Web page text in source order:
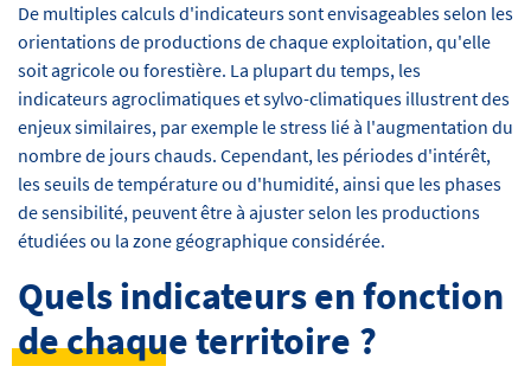
De multiples calculs d'indicateurs sont envisageables selon les
orientations de productions de chaque exploitation, qu'elle
soit agricole ou forestière. La plupart du temps, les
indicateurs agroclimatiques et sylvo-climatiques illustrent des
enjeux similaires, par exemple le stress lié à l'augmentation du
nombre de jours chauds. Cependant, les périodes d'intérêt,
les seuils de température ou d'humidité, ainsi que les phases
de sensibilité, peuvent être à ajuster selon les productions
étudiées ou la zone géographique considérée.
Quels indicateurs en fonction
de chaque territoire ?